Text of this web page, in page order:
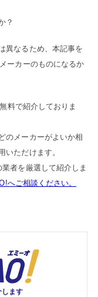
？
異なるため、本記事を
ーカーのものになるか
料で紹介しておりま
のメーカーがよいか相
いただけます。
者を厳選して紹介しま
へご相談ください。
します